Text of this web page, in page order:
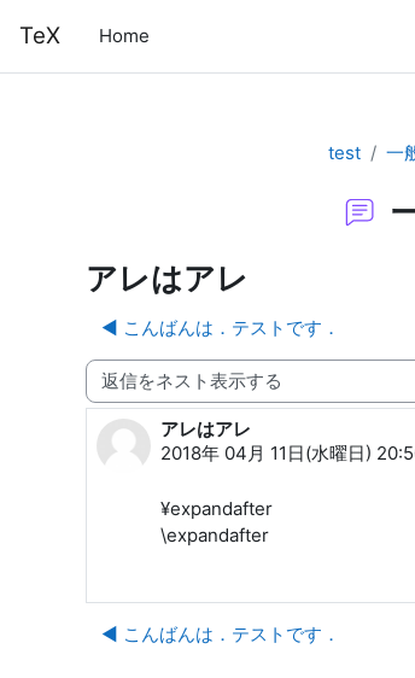
TeX Home
test 一
アレはアレ
◀︎ こんばんは．テストです．
表示モード
アレはアレ
2018年 04月 11日(水曜日)
返信数: 0
¥expandafter
\expandafter
◀︎ こんばんは．テストです．